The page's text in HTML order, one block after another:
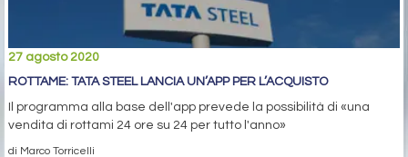
27 agosto 2020
ROTTAME: TATA STEEL LANCIA UN’APP PER L’ACQUISTO
Il programma alla base dell'app prevede la possibilità di «una
vendita di rottami 24 ore su 24 per tutto l'anno»
di Marco Torricelli